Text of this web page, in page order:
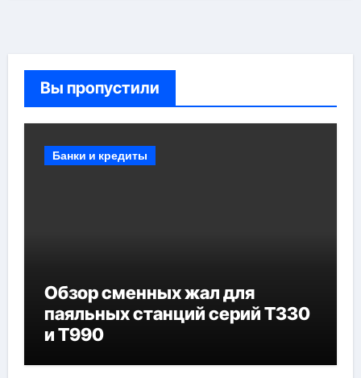
Вы пропустили
Банки и кредиты
Обзор сменных жал для
паяльных станций серий T330
и T990